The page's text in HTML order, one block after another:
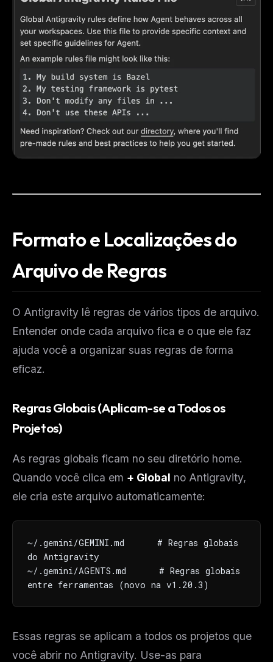
Formato e Localizações do
Arquivo de Regras
O Antigravity lê regras de vários tipos de arquivo.
Entender onde cada arquivo fica e o que ele faz
ajuda você a organizar suas regras de forma
eficaz.
Regras Globais (Aplicam-se a Todos os
Projetos)
As regras globais ficam no seu diretório home.
Quando você clica em + Global no Antigravity,
ele cria este arquivo automaticamente:
~/.gemini/GEMINI.md      # Regras globais
do Antigravity
~/.gemini/AGENTS.md      # Regras globais
entre ferramentas (novo na v1.20.3)
Essas regras se aplicam a todos os projetos que
você abrir no Antigravity. Use-as para